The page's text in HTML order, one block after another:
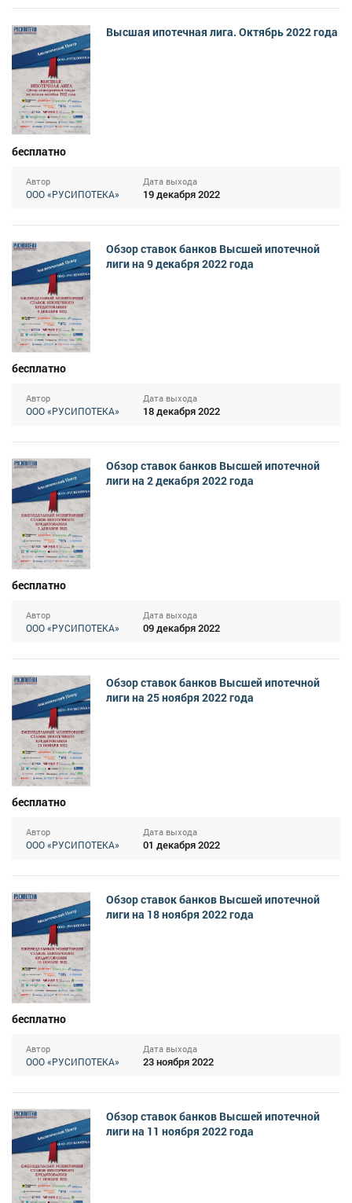
Высшая ипотечная лига. Октябрь 2022 года
бесплатно
Автор
ООО «РУСИПОТЕКА»
Дата выхода
19 декабря 2022
Обзор ставок банков Высшей ипотечной
лиги на 9 декабря 2022 года
бесплатно
Автор
ООО «РУСИПОТЕКА»
Дата выхода
18 декабря 2022
Обзор ставок банков Высшей ипотечной
лиги на 2 декабря 2022 года
бесплатно
Автор
ООО «РУСИПОТЕКА»
Дата выхода
09 декабря 2022
Обзор ставок банков Высшей ипотечной
лиги на 25 ноября 2022 года
бесплатно
Автор
ООО «РУСИПОТЕКА»
Дата выхода
01 декабря 2022
Обзор ставок банков Высшей ипотечной
лиги на 18 ноября 2022 года
бесплатно
Автор
ООО «РУСИПОТЕКА»
Дата выхода
23 ноября 2022
Обзор ставок банков Высшей ипотечной
лиги на 11 ноября 2022 года